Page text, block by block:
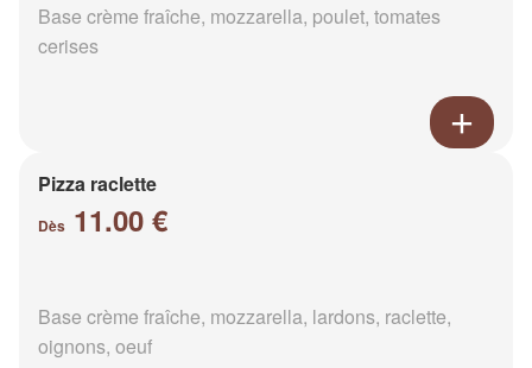
Base crème fraîche, mozzarella, poulet, tomates
cerises
Pizza raclette
Dès 11.00 €
Base crème fraîche, mozzarella, lardons, raclette,
oignons, oeuf